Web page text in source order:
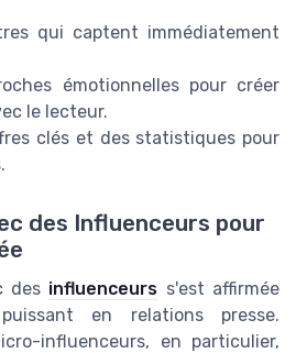
qui captent immédiatement
émotionnelles pour créer
le lecteur.
clés et des statistiques pour
des Influenceurs pour
des influenceurs s'est affirmée
en relations presse.
influenceurs, en particulier,